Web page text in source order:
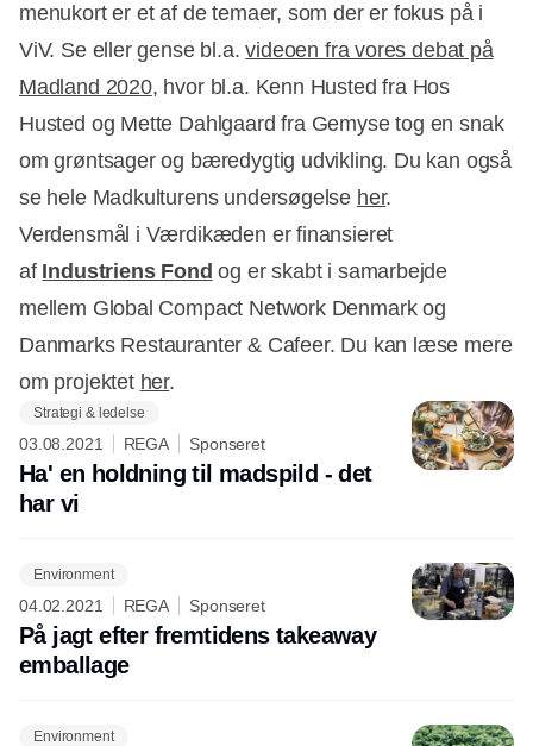
menukort er et af de temaer, som der er fokus på i
ViV. Se eller gense bl.a.videoen fra vores debat på
Madland 2020, hvor bl.a. Kenn Husted fra Hos
Husted og Mette Dahlgaard fra Gemyse tog en snak
om grøntsager og bæredygtig udvikling. Du kan også
se hele Madkulturens undersøgelse her.
Verdensmål i Værdikæden er finansieret
af Industriens Fond og er skabt i samarbejde
mellem Global Compact Network Denmark og
Danmarks Restauranter & Cafeer. Du kan læse mere
om projektet her.
Strategi & ledelse
03.08.2021 REGA Sponseret
Ha' en holdning til madspild - det
har vi
Environment
04.02.2021 REGA Sponseret
På jagt efter fremtidens takeaway
emballage
Environment